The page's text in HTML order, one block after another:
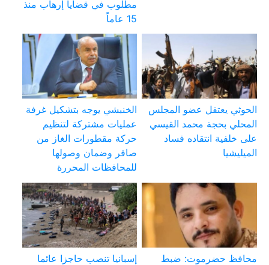
مطلوب في قضايا إرهاب منذ
15 عاماً
الحوثي يعتقل عضو المجلس
المحلي بحجة محمد القيسي
على خلفية انتقاده فساد
الميليشيا
الخنبشي يوجه بتشكيل غرفة
عمليات مشتركة لتنظيم
حركة مقطورات الغاز من
صافر وضمان وصولها
للمحافظات المحررة
محافظ حضرموت: ضبط
إسبانيا تنصب حاجزا عائما